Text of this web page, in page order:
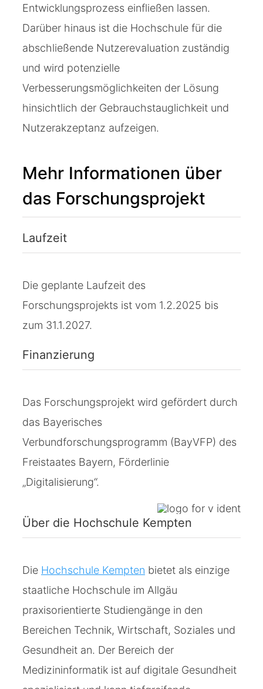
Entwicklungsprozess einfließen lassen.
Darüber hinaus ist die Hochschule für die
abschließende Nutzerevaluation zuständig
und wird potenzielle
Verbesserungsmöglichkeiten der Lösung
hinsichtlich der Gebrauchstauglichkeit und
Nutzerakzeptanz aufzeigen.
Mehr Informationen über
das Forschungsprojekt
Laufzeit
Die geplante Laufzeit des
Forschungsprojekts ist vom 1.2.2025 bis
zum 31.1.2027.
Finanzierung
Das Forschungsprojekt wird gefördert durch
das Bayerisches
Verbundforschungsprogramm (BayVFP) des
Freistaates Bayern, Förderlinie
„Digitalisierung“.
Über die Hochschule Kempten
Die Hochschule Kempten bietet als einzige
staatliche Hochschule im Allgäu
praxisorientierte Studiengänge in den
Bereichen Technik, Wirtschaft, Soziales und
Gesundheit an. Der Bereich der
Medizininformatik ist auf digitale Gesundheit